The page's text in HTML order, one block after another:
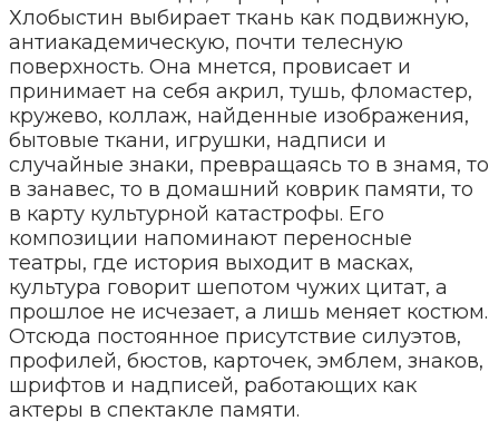
Хлобыстин выбирает ткань как подвижную,
антиакадемическую, почти телесную
поверхность. Она мнется, провисает и
принимает на себя акрил, тушь, фломастер,
кружево, коллаж, найденные изображения,
бытовые ткани, игрушки, надписи и
случайные знаки, превращаясь то в знамя, то
в занавес, то в домашний коврик памяти, то
в карту культурной катастрофы. Его
композиции напоминают переносные
театры, где история выходит в масках,
культура говорит шепотом чужих цитат, а
прошлое не исчезает, а лишь меняет костюм.
Отсюда постоянное присутствие силуэтов,
профилей, бюстов, карточек, эмблем, знаков,
шрифтов и надписей, работающих как
актеры в спектакле памяти.